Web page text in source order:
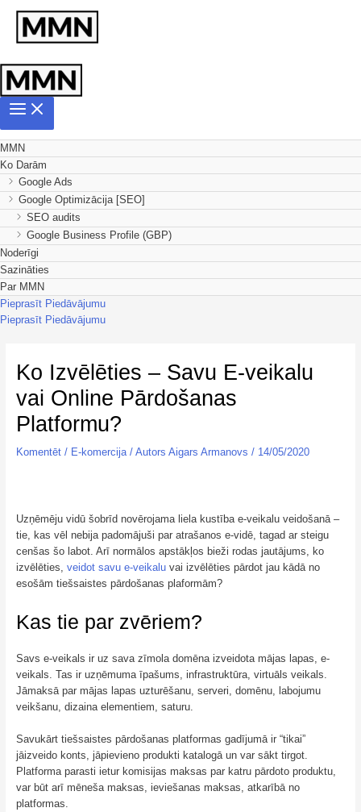
MMN
Ko Darām
Google Ads
Google Optimizācija [SEO]
SEO audits
Google Business Profile (GBP)
Noderīgi
Sazināties
Par MMN
Pieprasīt Piedāvājumu
Pieprasīt Piedāvājumu
Ko Izvēlēties – Savu E-veikalu
vai Online Pārdošanas
Platformu?
Komentēt / E-komercija/ Autors Aigars Armanovs / 14/05/2020
Uzņēmēju vidū šobrīd novērojama liela kustība e-veikalu veidošanā –
tie, kas vēl nebija padomājuši par atrašanos e-vidē, tagad ar steigu
cenšas šo labot. Arī normālos apstākļos bieži rodas jautājums, ko
izvēlēties, veidot savu e-veikaluvai izvēlēties pārdot jau kādā no
esošām tiešsaistes pārdošanas plaformām?
Kas tie par zvēriem?
Savs e-veikals ir uz sava zīmola domēna izveidota mājas lapas, e-
veikals. Tas ir uzņēmuma īpašums, infrastruktūra, virtuāls veikals.
Jāmaksā par mājas lapas uzturēšanu, serveri, domēnu, labojumu
veikšanu, dizaina elementiem, saturu.
Savukārt tiešsaistes pārdošanas platformas gadījumā ir “tikai”
jāizveido konts, jāpievieno produkti katalogā un var sākt tirgot.
Platforma parasti ietur komisijas maksas par katru pārdoto produktu,
var būt arī mēneša maksas, ieviešanas maksas, atkarībā no
platformas.